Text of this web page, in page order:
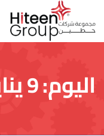
اليوم:9 يناير، 2025